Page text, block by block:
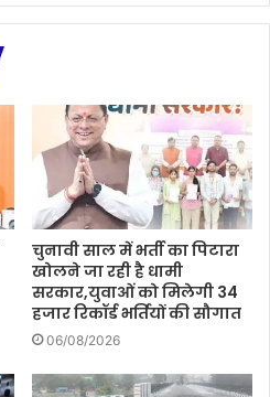
चुनावी साल में भर्ती का पिटारा
खोलने जा रही है धामी
सरकार,युवाओं को मिलेगी 34
हजार रिकॉर्ड भर्तियों की सौगात
06/08/2026